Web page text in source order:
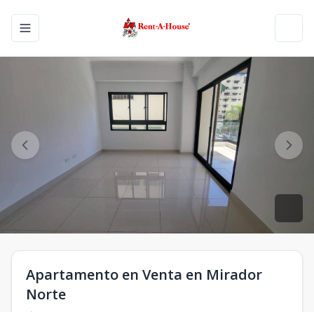
Toggle navigation menu
Apartamento en Venta en Mirador
Norte